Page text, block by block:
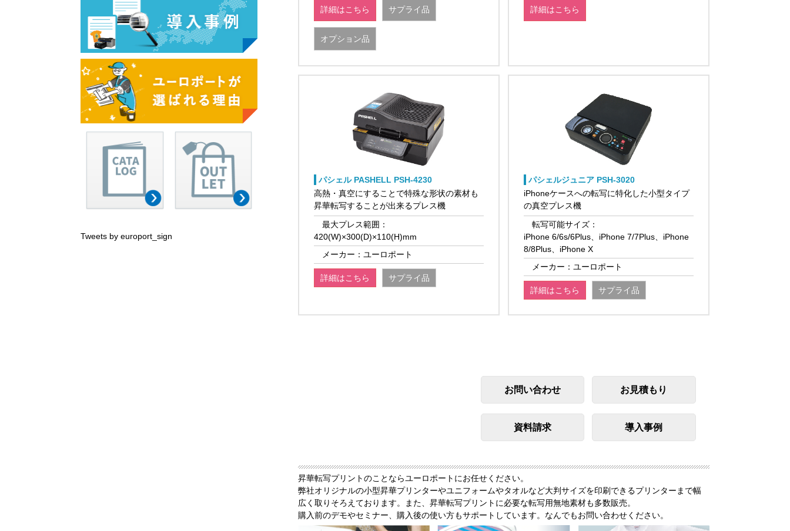
Tweets by europort_sign
詳細はこちら サプライ品
オプション品
詳細はこちら
パシェル PASHELL PSH-4230
高熱・真空にすることで特殊な形状の素材も
昇華転写することが出来るプレス機
最大プレス範囲：
420(W)×300(D)×110(H)mm
メーカー：ユーロポート
詳細はこちら サプライ品
パシェルジュニア PSH-3020
iPhoneケースへの転写に特化した小型タイプ
の真空プレス機
転写可能サイズ：
iPhone 6/6s/6Plus、iPhone 7/7Plus、iPhone
8/8Plus、iPhone X
メーカー：ユーロポート
詳細はこちら サプライ品
お問い合わせ お見積もり
資料請求 導入事例
昇華転写プリントのことならユーロポートにお任せください。
弊社オリジナルの小型昇華プリンターやユニフォームやタオルなど大判サイズを印刷できるプリンターまで幅
広く取りそろえております。また、昇華転写プリントに必要な転写用無地素材も多数販売。
購入前のデモやセミナー、購入後の使い方もサポートしています。なんでもお問い合わせください。